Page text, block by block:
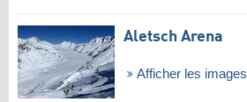
Aletsch Arena
Afficher les images